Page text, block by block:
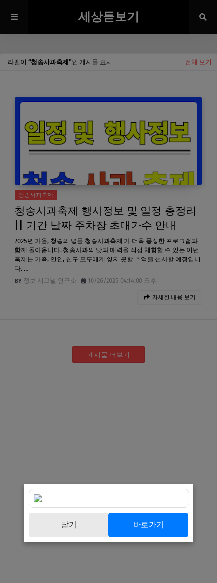
세상돋보기
라벨이 청송사과축제 인 게시물 표시 전체 보기
청송사과축제
청송사과축제 행사정보 및 일정 총정리
|| 기간 날짜 주차장 초대가수 안내
2025년 가을, 청송의 명물 청송사과축제 가 더욱 풍성한 프로그램과
함께 돌아옵니다. 청송사과의 맛과 매력을 직접 체험할 수 있는 이번
축제는 가족, 연인, 친구 모두에게 잊지 못할 추억을 선사할 예정입니
다. …
정보 시그널 연구소
10/26/2025 04:14:00 오후
자세한 내용 보기
게시물 더보기
닫기 바로가기